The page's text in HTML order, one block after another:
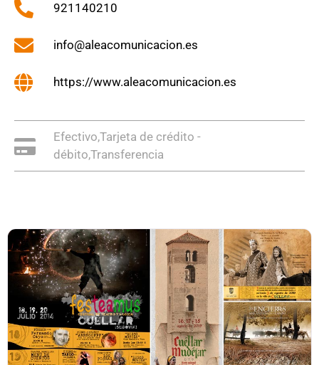
921140210
info@aleacomunicacion.es
https://www.aleacomunicacion.es
Efectivo,Tarjeta de crédito -
débito,Transferencia